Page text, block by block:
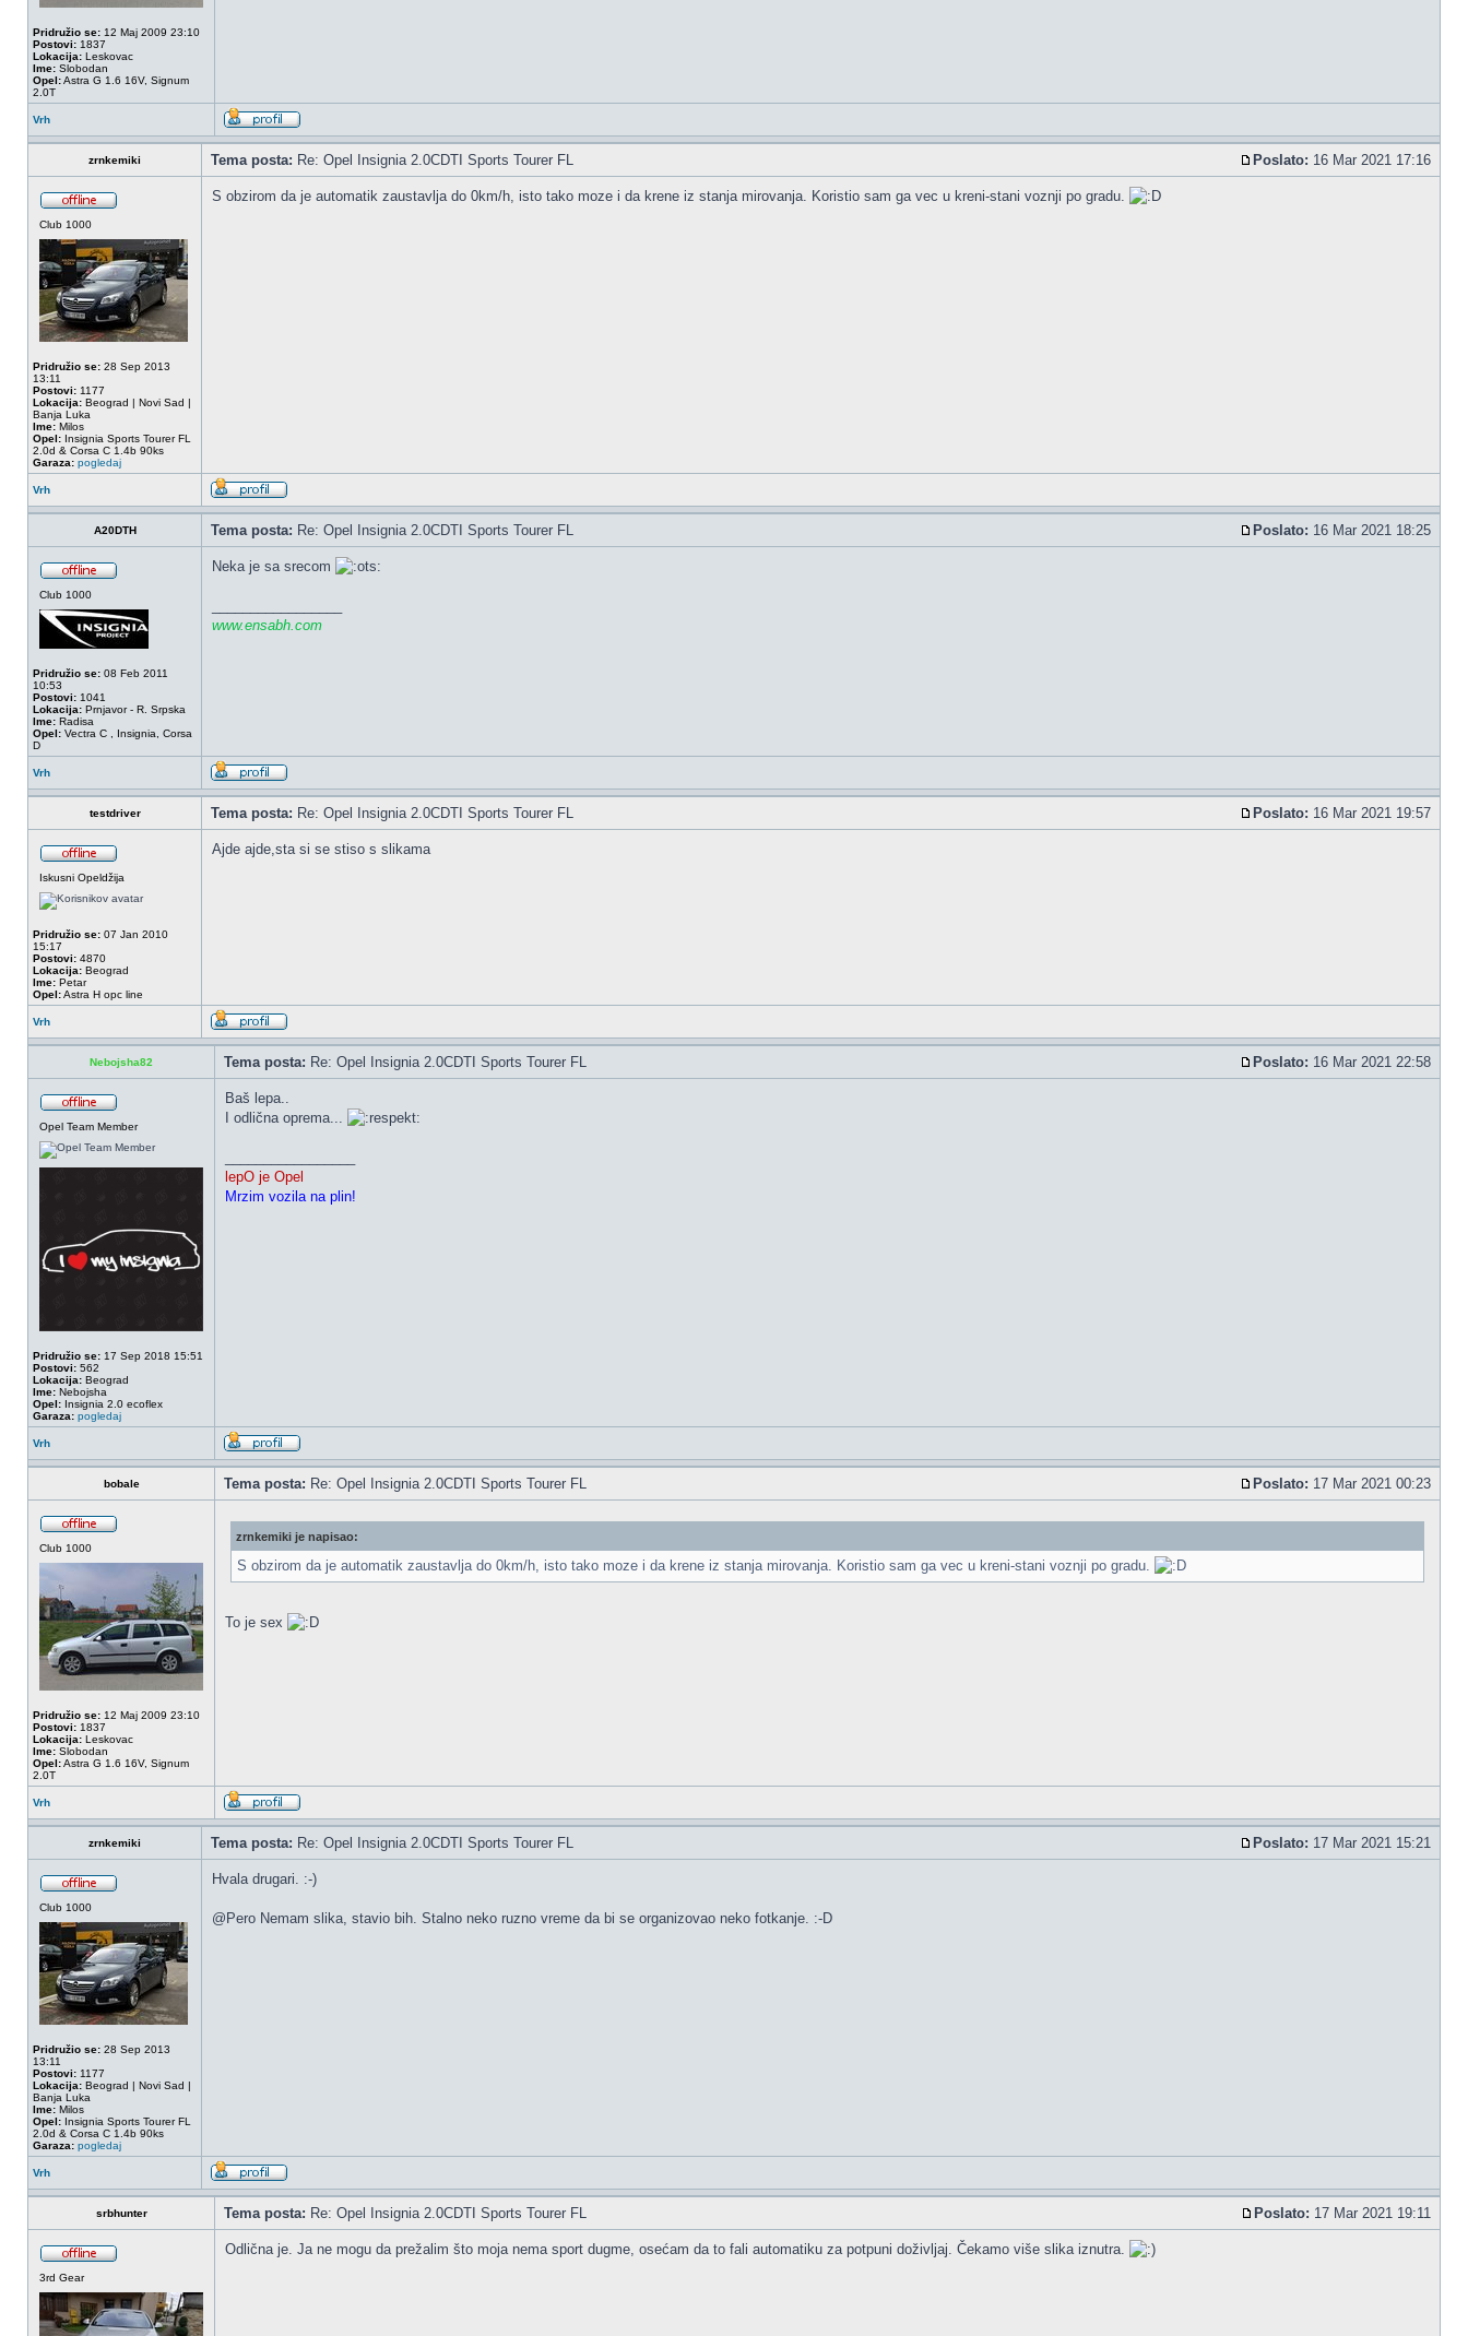
Pridružio se: 12 Maj 2009 23:10
Postovi: 1837
Lokacija: Leskovac
Ime: Slobodan
Opel:Astra G 1.6 16V, Signum
2.0T
Vrh
zrnkemiki Tema posta: Re: Opel Insignia 2.0CDTI Sports Tourer FL Poslato: 16 Mar 2021 17:16
Club 1000
Pridružio se: 28 Sep 2013
13:11
Postovi: 1177
Lokacija: Beograd | Novi Sad |
Banja Luka
Ime: Milos
Opel: Insignia Sports Tourer FL
2.0d & Corsa C 1.4b 90ks
Garaza: pogledaj
S obzirom da je automatik zaustavlja do 0km/h, isto tako moze i da krene iz stanja mirovanja. Koristio sam ga vec u kreni-stani voznji po gradu.
Vrh
A20DTH Tema posta: Re: Opel Insignia 2.0CDTI Sports Tourer FL Poslato: 16 Mar 2021 18:25
Club 1000
Pridružio se: 08 Feb 2011
10:53
Postovi: 1041
Lokacija: Prnjavor - R. Srpska
Ime: Radisa
Opel: Vectra C , Insignia, Corsa
D
Neka je sa srecom
www.ensabh.com
Vrh
testdriver Tema posta: Re: Opel Insignia 2.0CDTI Sports Tourer FL Poslato: 16 Mar 2021 19:57
Iskusni Opeldžija
Pridružio se: 07 Jan 2010
15:17
Postovi: 4870
Lokacija: Beograd
Ime: Petar
Opel:Astra H opc line
Ajde ajde,sta si se stiso s slikama
Vrh
Nebojsha82 Tema posta: Re: Opel Insignia 2.0CDTI Sports Tourer FL Poslato: 16 Mar 2021 22:58
Opel Team Member
Pridružio se: 17 Sep 2018 15:51
Postovi: 562
Lokacija: Beograd
Ime: Nebojsha
Opel: Insignia 2.0 ecoflex
Garaza: pogledaj
Baš lepa..
I odlična oprema...
lepO je Opel
Mrzim vozila na plin!
Vrh
bobale Tema posta: Re: Opel Insignia 2.0CDTI Sports Tourer FL Poslato: 17 Mar 2021 00:23
Club 1000
Pridružio se: 12 Maj 2009 23:10
Postovi: 1837
Lokacija: Leskovac
Ime: Slobodan
Opel:Astra G 1.6 16V, Signum
2.0T
zrnkemiki je napisao:
S obzirom da je automatik zaustavlja do 0km/h, isto tako moze i da krene iz stanja mirovanja. Koristio sam ga vec u kreni-stani voznji po gradu.
To je sex
Vrh
zrnkemiki Tema posta: Re: Opel Insignia 2.0CDTI Sports Tourer FL Poslato: 17 Mar 2021 15:21
Club 1000
Pridružio se: 28 Sep 2013
13:11
Postovi: 1177
Lokacija: Beograd | Novi Sad |
Banja Luka
Ime: Milos
Opel: Insignia Sports Tourer FL
2.0d & Corsa C 1.4b 90ks
Garaza: pogledaj
Hvala drugari. :-)
@Pero Nemam slika, stavio bih. Stalno neko ruzno vreme da bi se organizovao neko fotkanje. :-D
Vrh
srbhunter Tema posta: Re: Opel Insignia 2.0CDTI Sports Tourer FL Poslato: 17 Mar 2021 19:11
3rd Gear
Odlična je. Ja ne mogu da prežalim što moja nema sport dugme, osećam da to fali automatiku za potpuni doživljaj. Čekamo više slika iznutra.